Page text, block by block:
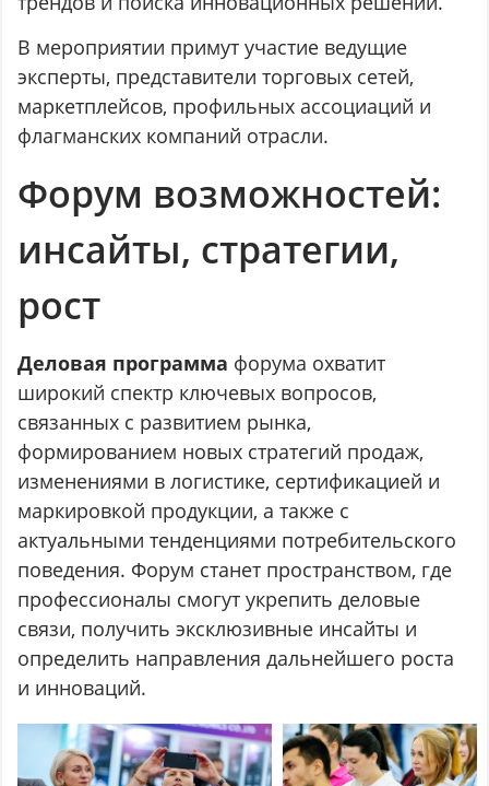
В мероприятии примут участие ведущие
эксперты, представители торговых сетей,
маркетплейсов, профильных ассоциаций и
флагманских компаний отрасли.
Форум возможностей:
инсайты, стратегии,
рост
Деловая программа форума охватит
широкий спектр ключевых вопросов,
связанных с развитием рынка,
формированием новых стратегий продаж,
изменениями в логистике, сертификацией и
маркировкой продукции, а также с
актуальными тенденциями потребительского
поведения. Форум станет пространством, где
профессионалы смогут укрепить деловые
связи, получить эксклюзивные инсайты и
определить направления дальнейшего роста
и инноваций.